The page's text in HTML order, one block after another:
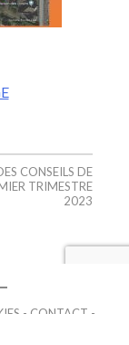
CONSEILS DE
TRIMESTRE
2023
CONTACT